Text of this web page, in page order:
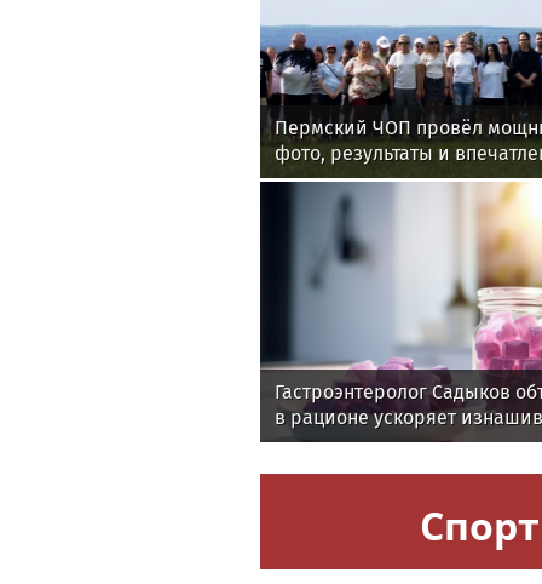
Пермский ЧОП провёл
фото, результаты и
мероприятия
Гастроэнтеролог Садыков
в рационе ускоряет
Спорт